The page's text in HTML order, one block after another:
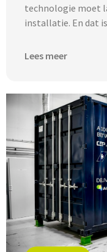
technologie moet
installatie. En dat
Lees meer